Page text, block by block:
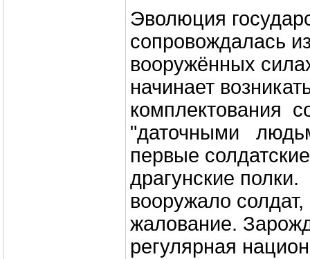
Эволюция
сопровождалась
вооружённых
начинает
комплектования
"даточными
первые
драгунские полки.
вооружало
жалование.
регулярная